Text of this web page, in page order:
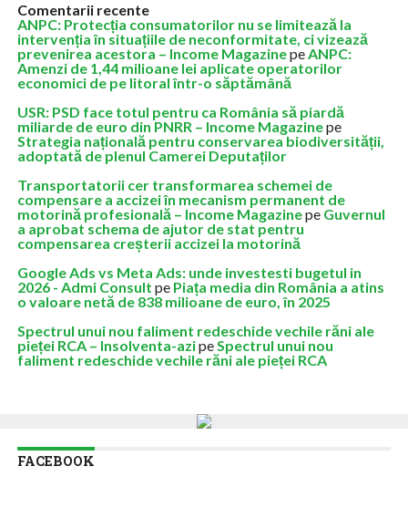
Comentarii recente
ANPC: Protecția consumatorilor nu se limitează la
intervenția în situațiile de neconformitate, ci vizează
prevenirea acestora – Income MagazinepeANPC:
Amenzi de 1,44 milioane lei aplicate operatorilor
economici de pe litoral într-o săptămână
USR: PSD face totul pentru ca România să piardă
miliarde de euro din PNRR – Income Magazinepe
Strategia națională pentru conservarea biodiversității,
adoptată de plenul Camerei Deputaților
Transportatorii cer transformarea schemei de
compensare a accizei în mecanism permanent de
motorină profesională – Income Magazinepe Guvernul
a aprobat schema de ajutor de stat pentru
compensarea creșterii accizei la motorină
Google Ads vs Meta Ads: unde investesti bugetul in
2026 - Admi Consult pe Piața media din România a atins
o valoare netă de 838 milioane de euro, în 2025
Spectrul unui nou faliment redeschide vechile răni ale
pieței RCA – Insolventa-azipeSpectrul unui nou
faliment redeschide vechile răni ale pieței RCA
FACEBOOK